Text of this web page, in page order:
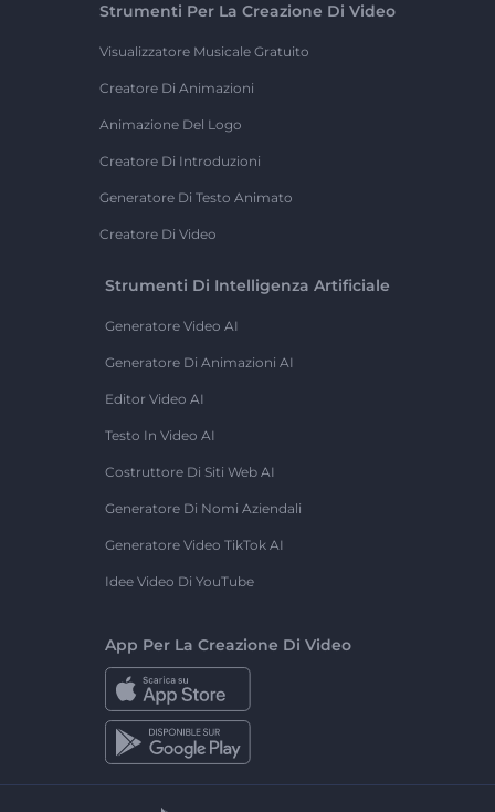
Strumenti Per La Creazione Di Video
Visualizzatore Musicale Gratuito
Creatore Di Animazioni
Animazione Del Logo
Creatore Di Introduzioni
Generatore Di Testo Animato
Creatore Di Video
Strumenti Di Intelligenza Artificiale
Generatore Video AI
Generatore Di Animazioni AI
Editor Video AI
Testo In Video AI
Costruttore Di Siti Web AI
Generatore Di Nomi Aziendali
Generatore Video TikTok AI
Idee Video Di YouTube
App Per La Creazione Di Video